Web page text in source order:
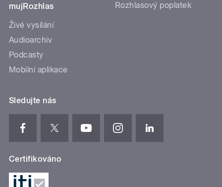
mujRozhlas
Živé vysílání
Audioarchiv
Podcasty
Mobilní aplikace
Rozhlasový poplatek
Sledujte nás
Certifikováno